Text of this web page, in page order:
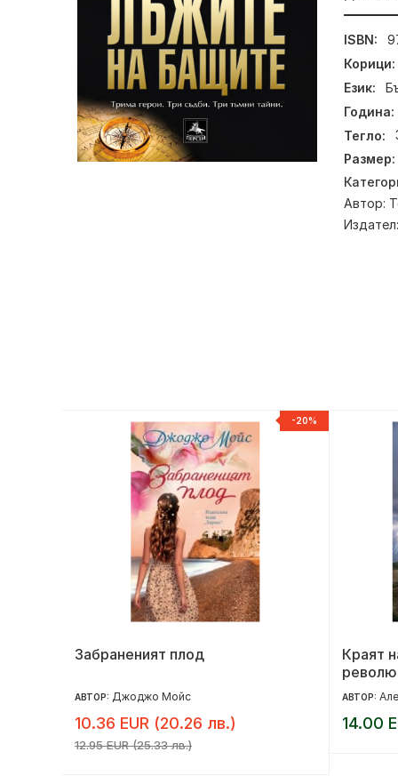
ISBN:
Корици:
Език:
Година:
Тегло:
Размер:
Автор:
Издател:
-20%
Забраненият плод
АВТОР: Джоджо Мойс
10.36 EUR (20.26 лв.)
12.95 EUR (25.33 лв.)
Краят
АВТОР:
14.00